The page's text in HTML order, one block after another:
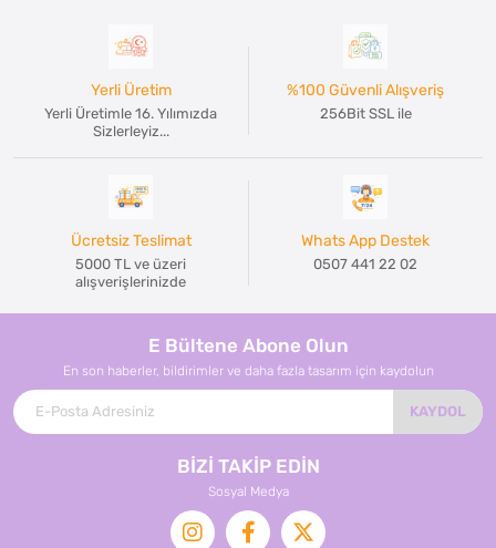
Yerli Üretim
Yerli Üretimle 16. Yılımızda
Sizlerleyiz...
%100 Güvenli Alışveriş
256Bit SSL ile
Ücretsiz Teslimat
5000 TL ve üzeri
alışverişlerinizde
Whats App Destek
0507 441 22 02
E Bültene Abone Olun
En son haberler, bildirimler ve daha fazla tasarım için kaydolun
KAYDOL
BİZİ TAKİP EDİN
Sosyal Medya